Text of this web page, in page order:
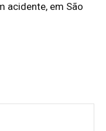
acidente, em São